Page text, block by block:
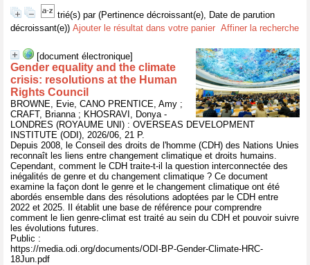
trié(s) par (Pertinence décroissant(e), Date de parution
décroissant(e)) Ajouter le résultat dans votre panier Affiner la recherche
[document électronique]
Gender equality and the climate
crisis: resolutions at the Human
Rights Council
BROWNE, Evie, CANO PRENTICE, Amy ;
CRAFT, Brianna ; KHOSRAVI, Donya -
LONDRES (ROYAUME UNI) : OVERSEAS DEVELOPMENT
INSTITUTE (ODI), 2026/06, 21 P.
Depuis 2008, le Conseil des droits de l'homme (CDH) des Nations Unies
reconnaît les liens entre changement climatique et droits humains.
Cependant, comment le CDH traite-t-il la question interconnectée des
inégalités de genre et du changement climatique ? Ce document
examine la façon dont le genre et le changement climatique ont été
abordés ensemble dans des résolutions adoptées par le CDH entre
2022 et 2025. Il établit une base de référence pour comprendre
comment le lien genre-climat est traité au sein du CDH et pouvoir suivre
les évolutions futures.
Public :
https://media.odi.org/documents/ODI-BP-Gender-Climate-HRC-
18Jun.pdf